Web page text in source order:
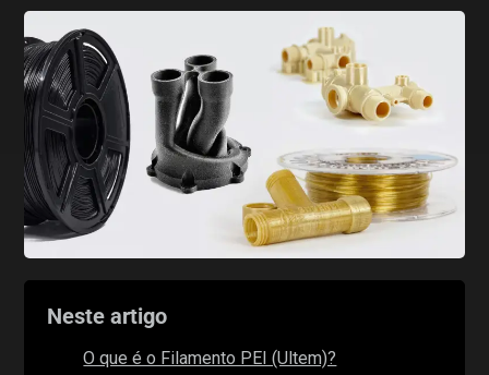
Neste artigo
O que é o Filamento PEI (Ultem)?